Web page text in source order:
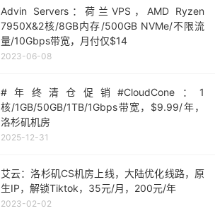
Advin Servers：荷兰VPS，AMD Ryzen
7950X&2核/8GB内存/500GB NVMe/不限流
量/10Gbps带宽，月付仅$14
2023-06-08
#年终清仓促销#CloudCone：1
核/1GB/50GB/1TB/1Gbps带宽，$9.99/年，
洛杉矶机房
2025-12-31
艾云：洛杉矶CS机房上线，大陆优化线路，原
生IP，解锁Tiktok，35元/月，200元/年
2023-02-02